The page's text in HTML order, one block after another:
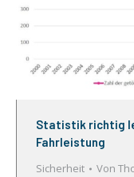
Statistik richtig
Fahrleistung
Sicherheit
Von